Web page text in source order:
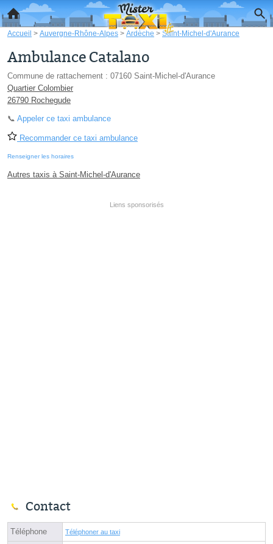
Accueil > Auvergne-Rhône-Alpes > Ardèche > Saint-Michel-d'Aurance
Ambulance Catalano
Commune de rattachement : 07160 Saint-Michel-d'Aurance
Quartier Colombier
26790 Rochegude
📞 Appeler ce taxi ambulance
Recommander ce taxi ambulance
Renseigner les horaires
Autres taxis à Saint-Michel-d'Aurance
Contact
Téléphone Téléphoner au taxi